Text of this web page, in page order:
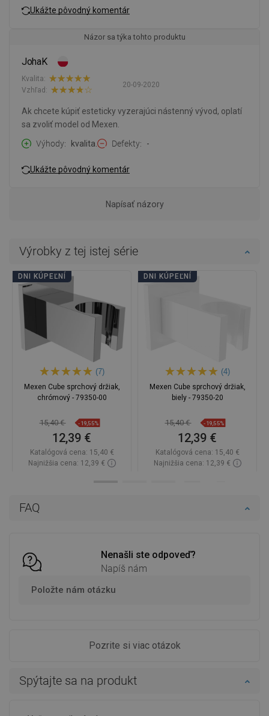
FAQ
Nenašli ste odpoveď?
Napíš nám
Položte nám otázku
Pozrite si viac otázok
Ukážte pôvodný komentár
Názor sa týka tohto produktu
JohaK
20-09-2020
Kvalita:
Vzhľad:
Ak chcete kúpiť esteticky vyzerajúci nástenný vývod, oplatí
sa zvoliť model od Mexen.
Výhody
kvalita. Defekty -
Ukážte pôvodný komentár
Napísať názory
Spýtajte sa na produkt
Výrobky z tej istej série
DNI KÚPEĽNÍ
(7)
Mexen Cube sprchový držiak,
chrómový - 79350-00
15,40 € -19,55%
12,39 €
Katalógová cena: 15,40 €
Najnižšia cena: 12,39 €
DNI KÚPEĽNÍ
(4)
Mexen Cube sprchový držiak,
biely - 79350-20
15,40 € -19,55%
12,39 €
Katalógová cena: 15,40 €
Najnižšia cena: 12,39 €